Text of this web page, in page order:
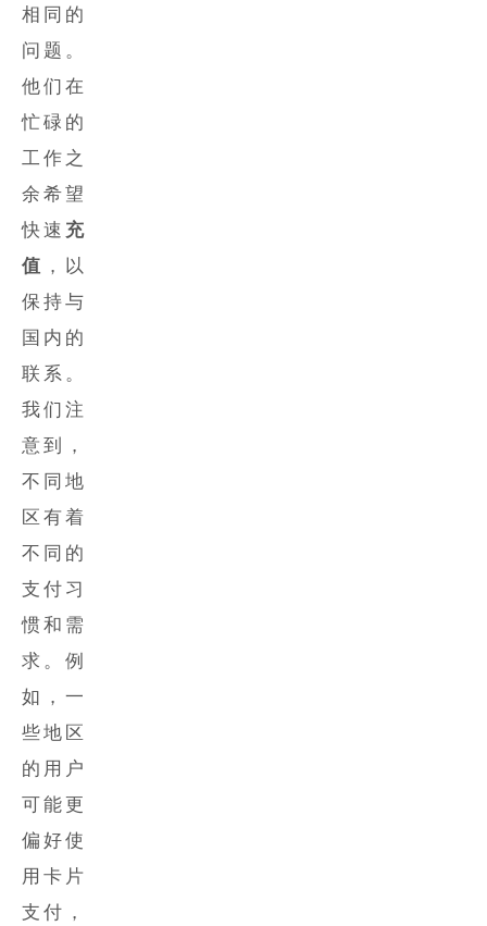
相同的
问题。
他们在
忙碌的
工作之
余希望
快速 充
值 ，以
保持与
国内的
联系。
我们注
意到，
不同地
区有着
不同的
支付习
惯和需
求。例
如，一
些地区
的用户
可能更
偏好使
用卡片
支付，